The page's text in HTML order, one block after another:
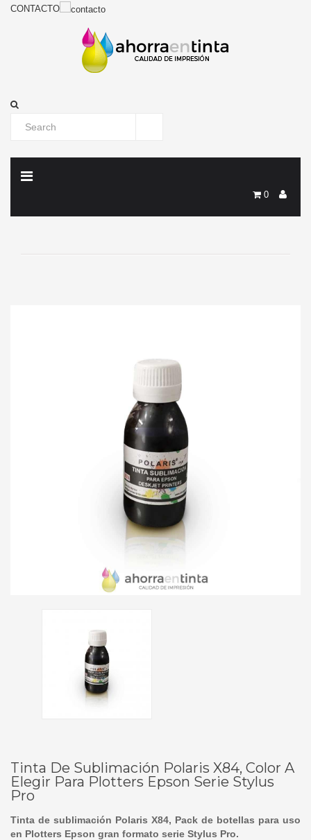
CONTACTO
0
Tinta De Sublimación Polaris X84, Color A
Elegir Para Plotters Epson Serie Stylus
Pro
Tinta de sublimación Polaris X84, Pack de botellas para uso
en Plotters Epson gran formato serie Stylus Pro.